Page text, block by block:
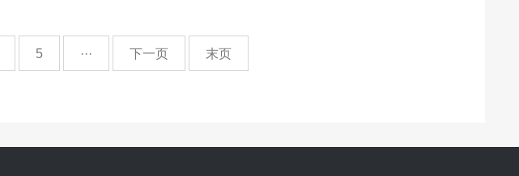
5 ··· 下一页 末页